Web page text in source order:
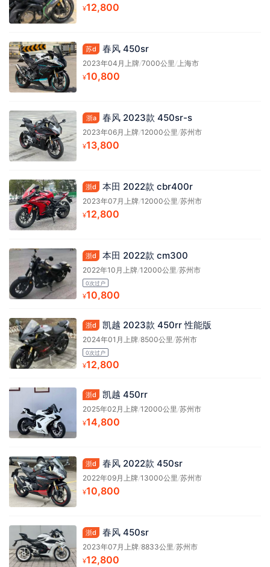
¥12,800
苏d 春风 450sr
2023年04月上牌/7000公里/上海市
¥10,800
浙a 春风 2023款 450sr-s
2023年06月上牌/12000公里/苏州市
¥13,800
浙d 本田 2022款 cbr400r
2023年07月上牌/12000公里/苏州市
¥12,800
浙d 本田 2022款 cm300
2022年10月上牌/12000公里/苏州市
0次过户
¥10,800
浙d 凯越 2023款 450rr 性能版
2024年01月上牌/8500公里/苏州市
0次过户
¥12,800
浙d 凯越 450rr
2025年02月上牌/12000公里/苏州市
¥14,800
浙d 春风 2022款 450sr
2022年09月上牌/13000公里/苏州市
¥10,800
浙d 春风 450sr
2023年07月上牌/8833公里/苏州市
¥12,800